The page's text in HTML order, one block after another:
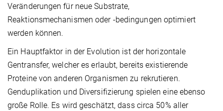
Veränderungen für neue Substrate,
Reaktionsmechanismen oder -bedingungen optimiert
werden können.
Ein Hauptfaktor in der Evolution ist der horizontale
Gentransfer, welcher es erlaubt, bereits existierende
Proteine von anderen Organismen zu rekrutieren.
Genduplikation und Diversifizierung spielen eine ebenso
große Rolle. Es wird geschätzt, dass circa 50% aller